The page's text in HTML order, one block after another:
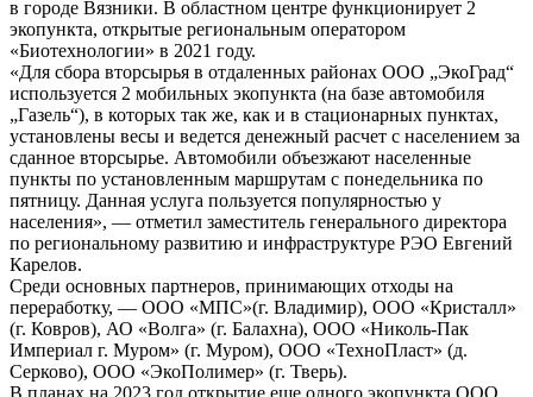
в городе Вязники. В областном центре функционирует 2
экопункта, открытые региональным оператором
«Биотехнологии» в 2021 году.
«Для сбора вторсырья в отдаленных районах ООО „ЭкоГрад“
используется 2 мобильных экопункта (на базе автомобиля
„Газель“), в которых так же, как и в стационарных пунктах,
установлены весы и ведется денежный расчет с населением за
сданное вторсырье. Автомобили объезжают населенные
пункты по установленным маршрутам с понедельника по
пятницу. Данная услуга пользуется популярностью у
населения», — отметил заместитель генерального директора
по региональному развитию и инфраструктуре РЭО Евгений
Карелов.
Среди основных партнеров, принимающих отходы на
переработку, — ООО «МПС»(г. Владимир), ООО «Кристалл»
(г. Ковров), АО «Волга» (г. Балахна), ООО «Николь-Пак
Империал г. Муром» (г. Муром), ООО «ТехноПласт» (д.
Серково), ООО «ЭкоПолимер» (г. Тверь).
В планах на 2023 год открытие еще одного экопункта ООО